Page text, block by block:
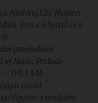
Nothing Else Matters
Vers a lehetről és a
praeludium
of Music: Prelude
– IVE: I AM
szám)
Vigyázz a madárra